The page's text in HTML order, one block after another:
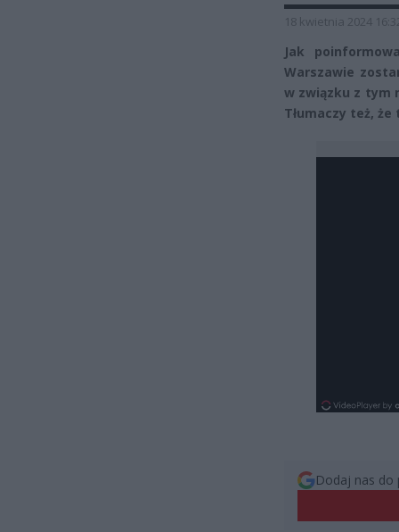
18 kwietnia 2024
Jak
Warszawie
w związku z tym
Tłumaczy też,
Dodaj nas do